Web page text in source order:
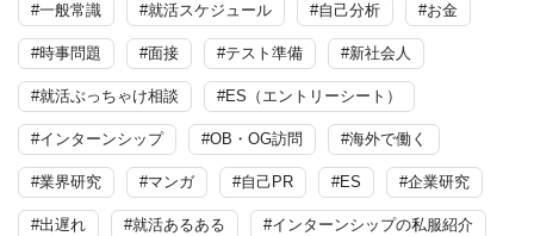
#一般常識 #就活スケジュール #自己分析 #お金
#時事問題 #面接 #テスト準備 #新社会人
#就活ぶっちゃけ相談 #ES（エントリーシート）
#インターンシップ #OB・OG訪問 #海外で働く
#業界研究 #マンガ #自己PR #ES #企業研究
#出遅れ #就活あるある #インターンシップの私服紹介